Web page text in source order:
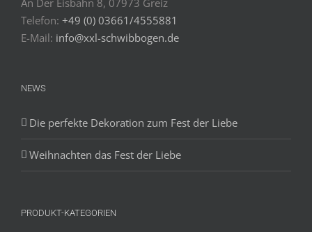
Telefon: +49 (0) 03661/4555881
E-Mail: info@xxl-schwibbogen.de
NEWS
Die perfekte Dekoration zum Fest der Liebe
Weihnachten das Fest der Liebe
PRODUKT-KATEGORIEN